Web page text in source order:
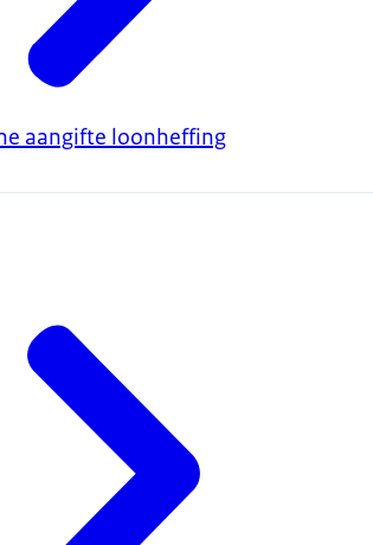
aangifte loonheffing